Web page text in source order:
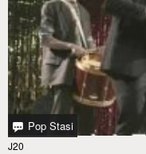
Pop Stasi
J20